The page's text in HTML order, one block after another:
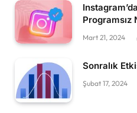
Programsız
Mart 21, 2024
Sonralık
Şubat 17, 2024